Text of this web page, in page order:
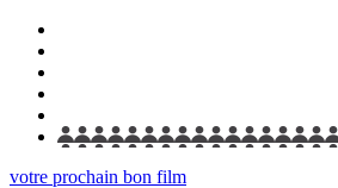
votre prochain bon film